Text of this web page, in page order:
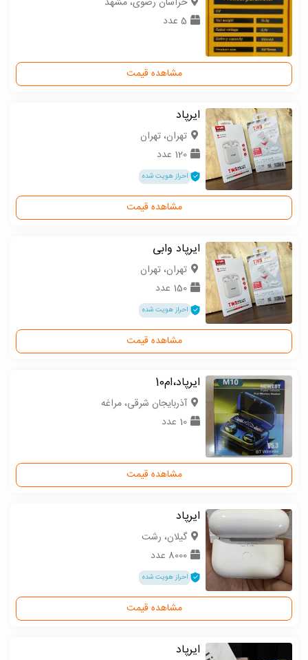
5 عدد
مشاهده قیمت
ایرپاد
تهران، تهران
120 عدد
احراز هویت شده
مشاهده قیمت
ایرپاد وابی
تهران، تهران
150 عدد
احراز هویت شده
مشاهده قیمت
ایرپاد،ام10
آذربایجان شرقی، مراغه
10 عدد
مشاهده قیمت
ایرپاد
گیلان، رشت
8000 عدد
احراز هویت شده
مشاهده قیمت
ایرپاد